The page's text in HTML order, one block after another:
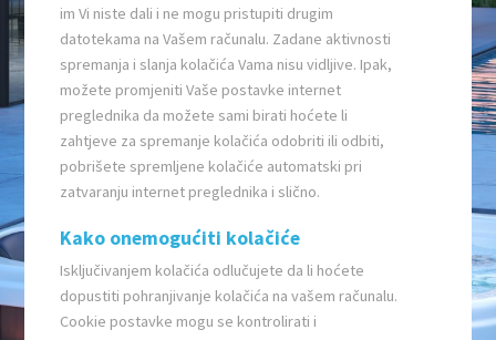
im Vi niste dali i ne mogu pristupiti drugim
datotekama na Vašem računalu. Zadane aktivnosti
spremanja i slanja kolačića Vama nisu vidljive. Ipak,
možete promjeniti Vaše postavke internet
preglednika da možete sami birati hoćete li
zahtjeve za spremanje kolačića odobriti ili odbiti,
pobrišete spremljene kolačiće automatski pri
zatvaranju internet preglednika i slično.
Kako onemogućiti kolačiće
Isključivanjem kolačića odlučujete da li hoćete
dopustiti pohranjivanje kolačića na vašem računalu.
Cookie postavke mogu se kontrolirati i